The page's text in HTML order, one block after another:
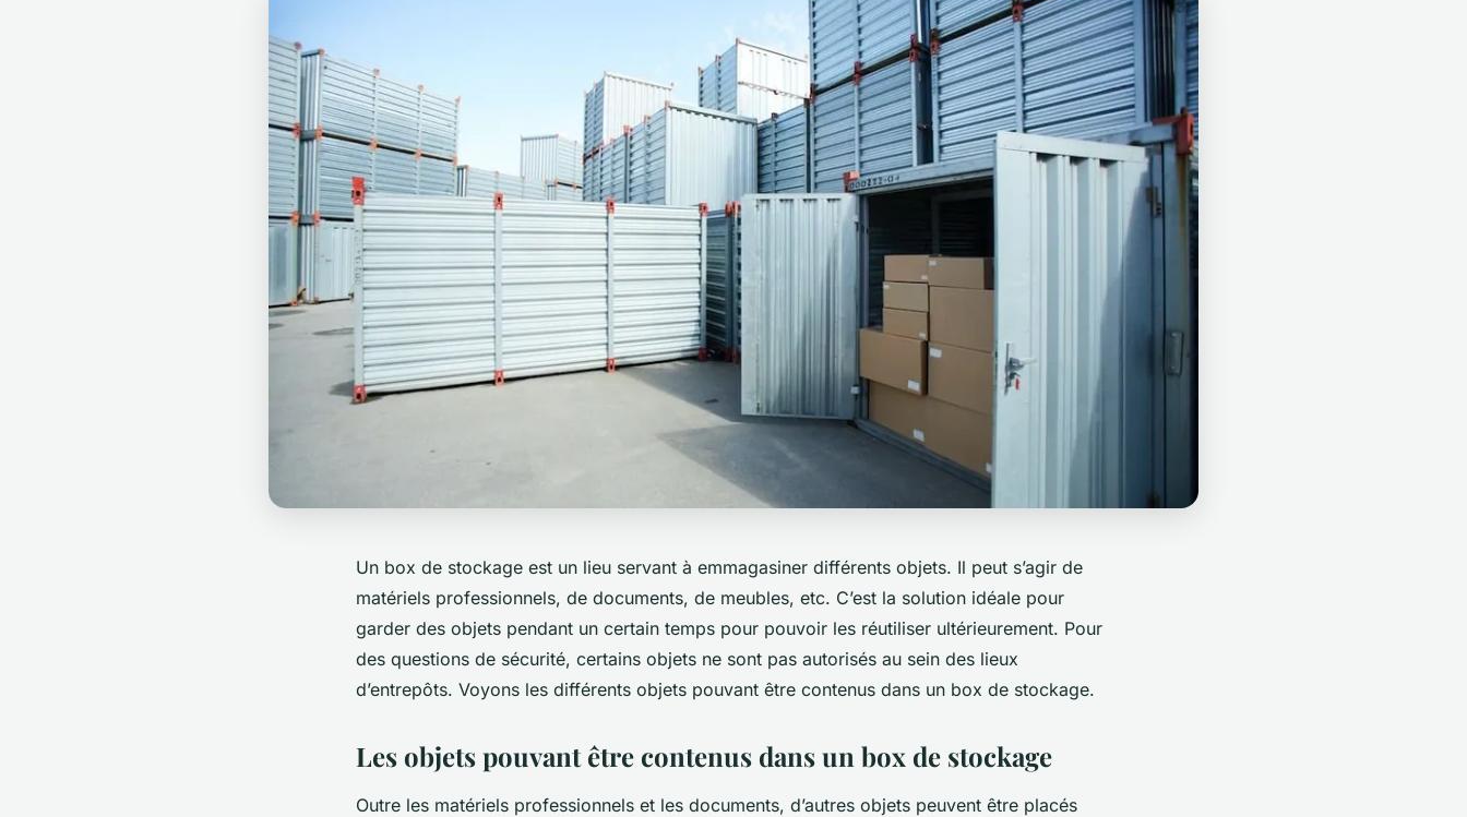
Un box de stockage est un lieu servant à emmagasiner différents objets. Il peut s’agir de
matériels professionnels, de documents, de meubles, etc. C’est la solution idéale pour
garder des objets pendant un certain temps pour pouvoir les réutiliser ultérieurement. Pour
des questions de sécurité, certains objets ne sont pas autorisés au sein des lieux
d’entrepôts. Voyons les différents objets pouvant être contenus dans un box de stockage.
Les objets pouvant être contenus dans un box de stockage
Outre les matériels professionnels et les documents, d’autres objets peuvent être placés